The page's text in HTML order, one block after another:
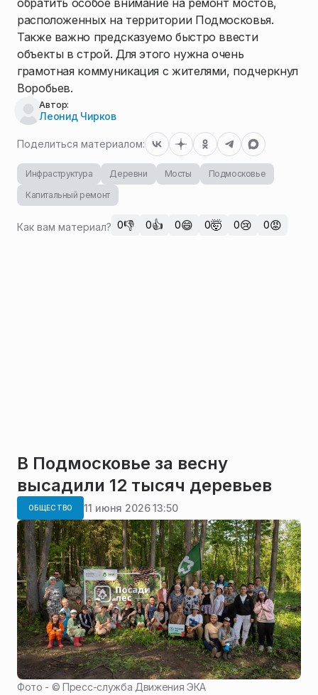
обратить особое внимание на ремонт мостов,
расположенных на территории Подмосковья.
Также важно предсказуемо быстро ввести
объекты в строй. Для этого нужна очень
грамотная коммуникация с жителями, подчеркнул
Воробьев.
Автор:
Леонид Чирков
Поделиться материалом:
Инфраструктура Деревни Мосты
Подмосковье
Капитальный ремонт
Как вам материал? 0👎 0👍 0😄 0🤯 0😢 0😡
В Подмосковье за весну
высадили 12 тысяч деревьев
ОБЩЕСТВО 11 июня 2026 13:50
Фото - ©Пресс-служба Движения ЭКА